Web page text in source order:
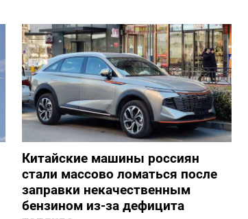
Китайские машины россиян
стали массово ломаться после
заправки некачественным
бензином из-за дефицита